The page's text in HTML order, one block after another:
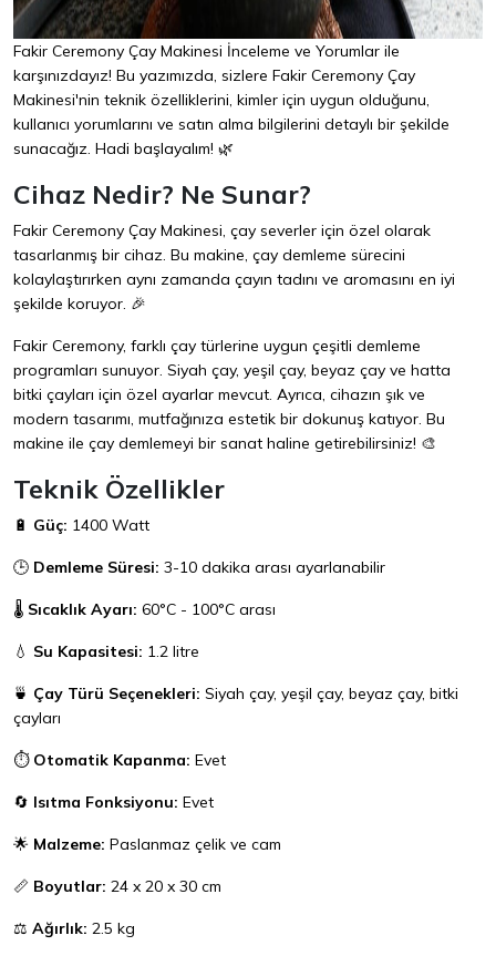
Fakir Ceremony Çay Makinesi İnceleme ve Yorumlar ile
karşınızdayız! Bu yazımızda, sizlere Fakir Ceremony Çay
Makinesi'nin teknik özelliklerini, kimler için uygun olduğunu,
kullanıcı yorumlarını ve satın alma bilgilerini detaylı bir şekilde
sunacağız. Hadi başlayalım! 🌿
Cihaz Nedir? Ne Sunar?
Fakir Ceremony Çay Makinesi, çay severler için özel olarak
tasarlanmış bir cihaz. Bu makine, çay demleme sürecini
kolaylaştırırken aynı zamanda çayın tadını ve aromasını en iyi
şekilde koruyor. 🎉
Fakir Ceremony, farklı çay türlerine uygun çeşitli demleme
programları sunuyor. Siyah çay, yeşil çay, beyaz çay ve hatta
bitki çayları için özel ayarlar mevcut. Ayrıca, cihazın şık ve
modern tasarımı, mutfağınıza estetik bir dokunuş katıyor. Bu
makine ile çay demlemeyi bir sanat haline getirebilirsiniz! 🎨
Teknik Özellikler
🔋 Güç: 1400 Watt
🕒 Demleme Süresi: 3-10 dakika arası ayarlanabilir
🌡️ Sıcaklık Ayarı: 60°C - 100°C arası
💧 Su Kapasitesi: 1.2 litre
🍵 Çay Türü Seçenekleri: Siyah çay, yeşil çay, beyaz çay, bitki
çayları
⏱️ Otomatik Kapanma: Evet
🔄 Isıtma Fonksiyonu: Evet
🌟 Malzeme: Paslanmaz çelik ve cam
📏 Boyutlar: 24 x 20 x 30 cm
⚖️ Ağırlık: 2.5 kg